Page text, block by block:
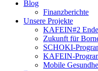
Blog
Finanzberichte
Unsere Projekte
KAFEIN#2
Zukunft für
SCHOKI-
KAFEIN-
Mobile